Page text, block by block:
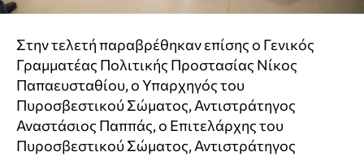
Στην τελετή παραβρέθηκαν επίσης ο Γενικός
Γραμματέας Πολιτικής Προστασίας Νίκος
Παπαευσταθίου, ο Υπαρχηγός του
Πυροσβεστικού Σώματος, Αντιστράτηγος
Αναστάσιος Παππάς, ο Επιτελάρχης του
Πυροσβεστικού Σώματος, Αντιστράτηγος